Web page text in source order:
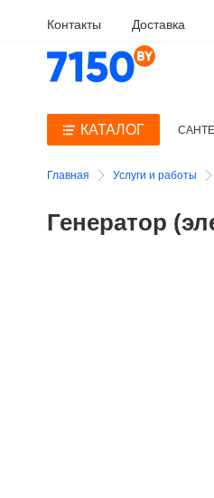
Контакты Доставка
КАТАЛОГ
Главная
Услуги и работы
Генератор